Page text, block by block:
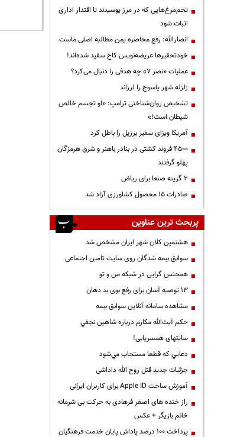
تخم‌مرغ‌هایی که در مرز پوسیدند تا اقتدار اداری
اثبات شود
انصارالله: رفع محاصره یمن مطالبه اصلی ماست
خودتحقیرها عریضه‌نویس کاخ سفید شده‌اند!
عملیات «نصر ۷» چه هدفی را دنبال می‌کرد؟
زلزله شهر یاسوج را لرزاند
تشخیص روان‌شناختی ترامپ: «او تجسم خالص
شیطان است!»
آمریکا ویزای سفیر برزیل را باطل کرد
۴۵۰۰ فروند کشتی در بنادر باهنر و شرق هرمزگان
پهلو گرفتند
۲ گزینه صنعا برای ریاض
صادرات ۱۵ محصول کشاورزی آزاد شد
پربحث ترین عناوین
هشتمین کلان شهر ایران مشخص شد
سوابق بیمه شدگان روی سایت تامین اجتماعی
همجنس گرایی در شبکه من و تو
13 توصیه آسان برای رفع بوی بد دهان
مشاهده سامانه آنلاين سوابق بیمه
حكم آيت‌الله مكارم درباره شاهين نجفي
سایتهای همسریابی!
دعايي كه قطعا مستجاب مي‌شود
جزئیات جدید قتل روح الله داداشی
آموزش ساخت Apple ID برای کاربران ایرانی
راز خنده های اصغر فرهادی به حرکت بی شرمانه
خانم بازیگر + عکس
پرداخت ۱۰۰ درصد پاداش پایان خدمت فرهنگیان